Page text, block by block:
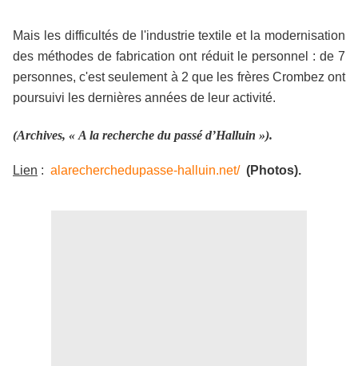
Mais les difficultés de l'industrie textile et la modernisation
des méthodes de fabrication ont réduit le personnel : de 7
personnes, c'est seulement à 2 que les frères Crombez ont
poursuivi les dernières années de leur activité.
(Archives, « A la recherche du passé d’Halluin »).
Lien : alarecherchedupasse-halluin.net/ (Photos).